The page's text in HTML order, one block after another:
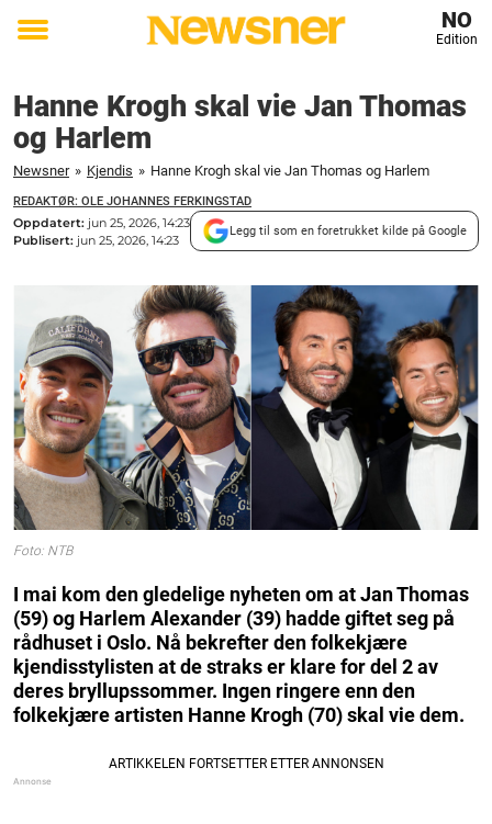
Toggle
NO
Edition
Hanne Krogh skal vie Jan Thomas
og Harlem
Newsner » Kjendis » Hanne Krogh skal vie Jan Thomas og Harlem
REDAKTØR: OLE JOHANNES FERKINGSTAD
Oppdatert: jun 25, 2026, 14:23
Publisert: jun 25, 2026, 14:23
Legg til som en foretrukket kilde på Google
Foto: NTB
I mai kom den gledelige nyheten om at Jan Thomas
(59) og Harlem Alexander (39) hadde giftet seg på
rådhuset i Oslo. Nå bekrefter den folkekjære
kjendisstylisten at de straks er klare for del 2 av
deres bryllupssommer. Ingen ringere enn den
folkekjære artisten Hanne Krogh (70) skal vie dem.